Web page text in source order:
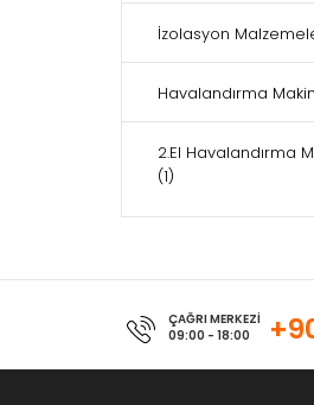
İzolasyon
Havalandırma
2.El Havalandırma
(1)
ÇAĞRI MERKEZİ
09:00 - 18:00